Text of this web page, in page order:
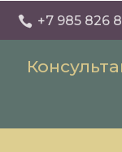
 +7 985 826